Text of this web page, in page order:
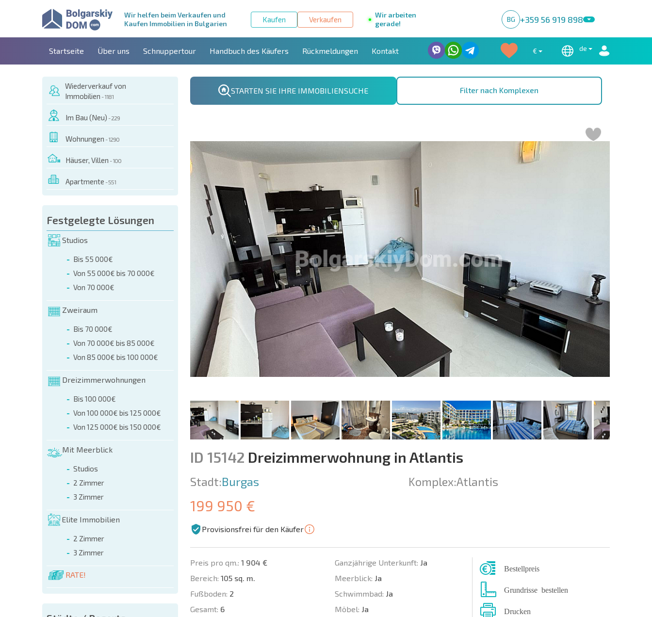
Wir helfen beim Verkaufen und
Kaufen Immobilien in Bulgarien
Kaufen Verkaufen
Wir arbeiten
gerade!
BG +359 56 919 898
Startseite Über uns Schnuppertour Handbuch des Käufers Rückmeldungen Kontakt € de
Wiederverkauf von
Immobilien - 1181
Im Bau (Neu) - 229
Wohnungen - 1290
Häuser, Villen - 100
Apartmente - 551
Festgelegte Lösungen
Studios
Bis 55 000€
Von 55 000€ bis 70 000€
Von 70 000€
Zweiraum
Bis 70 000€
Von 70 000€ bis 85 000€
Von 85 000€ bis 100 000€
Dreizimmerwohnungen
Bis 100 000€
Von 100 000€ bis 125 000€
Von 125 000€ bis 150 000€
Mit Meerblick
Studios
2 Zimmer
3 Zimmer
Elite Immobilien
2 Zimmer
3 Zimmer
RATE!
STARTEN SIE IHRE IMMOBILIENSUCHE Filter nach Komplexen
OBJEKT BESTELLEN
(name, E-mail, phone)
+359 8 9797 99 03
ID 15142 Dreizimmerwohnung in Atlantis
Stadt:Burgas Komplex:Atlantis
199 950 €
Provisionsfrei für den Käufer
Preis pro qm.: 1 904 €
Bereich: 105 sq. m.
Fußboden: 2
Gesamt: 6
Ganzjährige Unterkunft: Ja
Meerblick: Ja
Schwimmbad: Ja
Möbel: Ja
Bestellpreis
Grundrisse bestellen
Drucken